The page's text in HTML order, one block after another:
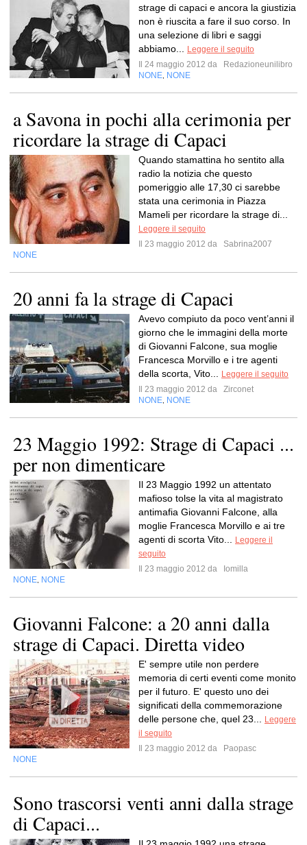
strage di capaci e ancora la giustizia
non è riuscita a fare il suo corso. In
una selezione di libri e saggi
abbiamo...
Leggere il seguito
Il 24 maggio 2012 da
Redazioneunilibro
NONE NONE
a Savona in pochi alla cerimonia per
ricordare la strage di Capaci
Quando stamattina ho sentito alla
radio la notizia che questo
pomeriggio alle 17,30 ci sarebbe
stata una cerimonia in Piazza
Mameli per ricordare la strage di...
Leggere il seguito
Il 23 maggio 2012 da
Sabrina2007
NONE
20 anni fa la strage di Capaci
Avevo compiuto da poco vent’anni il
giorno che le immagini della morte
di Giovanni Falcone, sua moglie
Francesca Morvillo e i tre agenti
della scorta, Vito...
Leggere il seguito
Il 23 maggio 2012 da
Zirconet
NONE NONE
23 Maggio 1992: Strage di Capaci ...
per non dimenticare
Il 23 Maggio 1992 un attentato
mafioso tolse la vita al magistrato
antimafia Giovanni Falcone, alla
moglie Francesca Morvillo e ai tre
agenti di scorta Vito...
Leggere il
seguito
Il 23 maggio 2012 da
Iomilla
NONE NONE
Giovanni Falcone: a 20 anni dalla
strage di Capaci. Diretta video
E' sempre utile non perdere
memoria di certi eventi come monito
per il futuro. E' questo uno dei
significati della commemorazione
delle persone che, quel 23...
Leggere
il seguito
Il 23 maggio 2012 da
Paopasc
NONE
Sono trascorsi venti anni dalla strage
di Capaci...